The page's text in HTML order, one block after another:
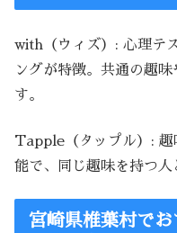
with（ウィズ）: 心理テ
ングが特徴。共通の趣
す。
Tapple（タップル）: 趣
能で、同じ趣味を持つ人
宮崎県椎葉村で